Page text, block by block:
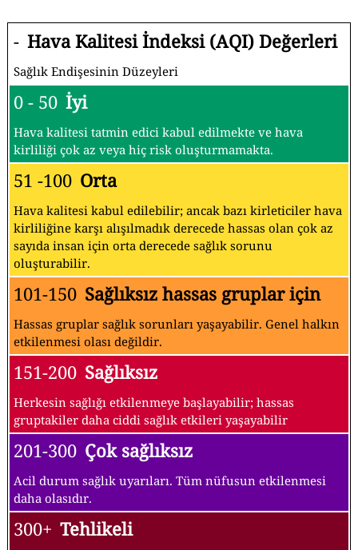
- Hava Kalitesi İndeksi (AQI) Değerleri
Sağlık Endişesinin Düzeyleri
0 - 50 İyi
Hava kalitesi tatmin edici kabul edilmekte ve hava
kirliliği çok az veya hiç risk oluşturmamakta.
51 -100 Orta
Hava kalitesi kabul edilebilir; ancak bazı kirleticiler hava
kirliliğine karşı alışılmadık derecede hassas olan çok az
sayıda insan için orta derecede sağlık sorunu
oluşturabilir.
101-150 Sağlıksız hassas gruplar için
Hassas gruplar sağlık sorunları yaşayabilir. Genel halkın
etkilenmesi olası değildir.
151-200 Sağlıksız
Herkesin sağlığı etkilenmeye başlayabilir; hassas
gruptakiler daha ciddi sağlık etkileri yaşayabilir
201-300 Çok sağlıksız
Acil durum sağlık uyarıları. Tüm nüfusun etkilenmesi
daha olasıdır.
300+ Tehlikeli